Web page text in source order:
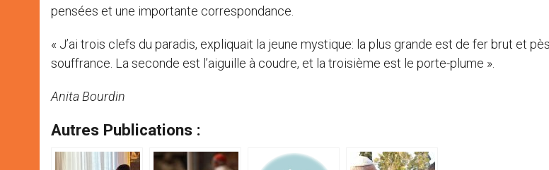
pensées et une importante correspondance.
« J’ai trois clefs du paradis, expliquait la jeune mystique: la plus grande est de fer brut et
souffrance. La seconde est l’aiguille à coudre, et la troisième est le porte-plume ».
Anita Bourdin
Autres Publications :